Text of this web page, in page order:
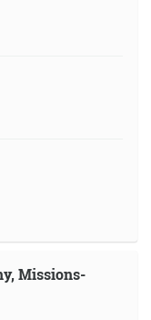
Missions-